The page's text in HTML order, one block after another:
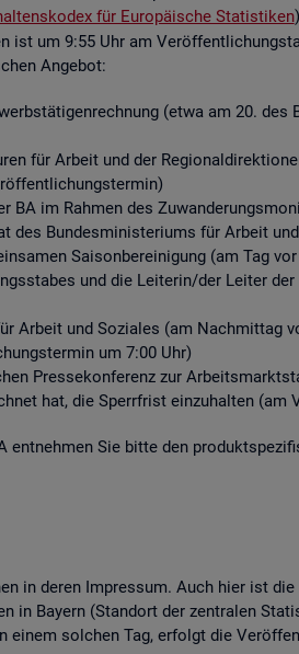
für Eu­ro­päi­sche Sta­tis­ti­ken
ist um 9:55 Uhr am
An­ge­bot:
(etwa am 20.
für Ar­beit und der
BA im Rah­men des
des Bun­des­mi­nis­te­ri­ums für Ar­beit
Sai­son­be­rei­ni­gung (am Tag
und die Lei­te­rin/der Lei­ter
Ar­beit und So­zia­les (am Nach­mit­tag
um 7:00 Uhr)
Pres­se­kon­fe­renz zur
hat, die Sperr­frist ein­zu­hal­ten (am
Sie bitte den
in deren Im­pres­sum. Auch hier ist
in Bay­ern (Stand­ort der zen­tra­len
sol­chen Tag, er­folgt die